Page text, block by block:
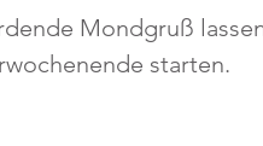
Mondgruß
starten.